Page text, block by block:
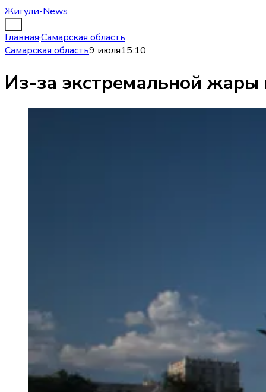
Жигули-News
Главная·Самарская область
Самарская область9 июля15:10
Из-за экстремальной жары